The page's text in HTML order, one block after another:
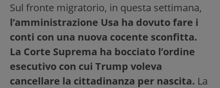
Sul fronte migratorio, in questa settimana,
l’amministrazione Usa ha dovuto fare i
conti con una nuova cocente sconfitta.
La Corte Suprema ha bocciato l’ordine
esecutivo con cui Trump voleva
cancellare la cittadinanza per nascita. La